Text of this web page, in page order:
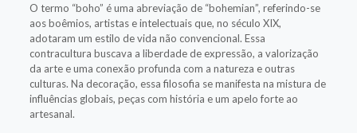
O termo “boho” é uma abreviação de “bohemian”, referindo-se
aos boêmios, artistas e intelectuais que, no século XIX,
adotaram um estilo de vida não convencional. Essa
contracultura buscava a liberdade de expressão, a valorização
da arte e uma conexão profunda com a natureza e outras
culturas. Na decoração, essa filosofia se manifesta na mistura de
influências globais, peças com história e um apelo forte ao
artesanal.